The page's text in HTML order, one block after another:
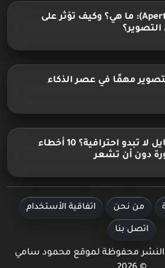
فتحة العدسة (Aperture): ما هي؟ وكيف تؤثر على
مهمًا في عصر الذكاء
لماذا صورك بالموبايل لا تبدو احترافية؟ 10 أخطاء
دون أن تشعر
من نحن اتفاقية الأستخدام
اتصل بنا
محفوظة لموقع محمود سامي